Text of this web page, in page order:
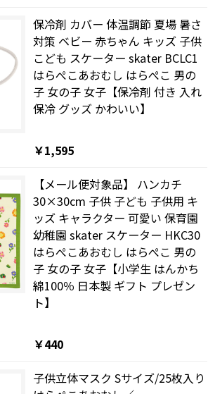
保冷剤 カバー 体温調節 夏場 暑さ
対策 ベビー 赤ちゃん キッズ 子供
こども スケーター skater BCLC1
はらぺこあおむし はらぺこ 男の
子 女の子 女子【保冷剤 付き 入れ
保冷 グッズ かわいい】
￥1,595
【メール便対象品】 ハンカチ
30×30cm 子供 子ども 子供用 キ
ッズ キャラクター 可愛い 保育園
幼稚園 skater スケーター HKC30
はらぺこあおむし はらぺこ 男の
子 女の子 女子【小学生 はんかち
綿100％ 日本製 ギフト プレゼン
ト】
￥440
子供立体マスク Sサイズ/25枚入り